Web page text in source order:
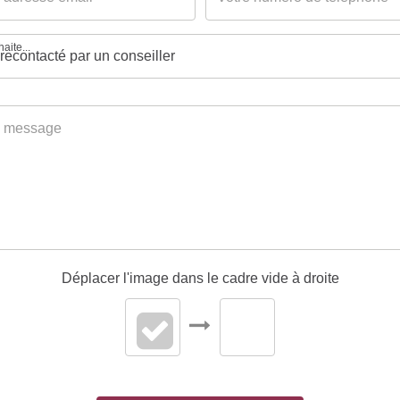
Déplacer l'image dans le cadre vide à droite